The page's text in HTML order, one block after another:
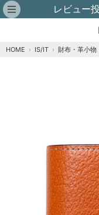
レビュー
HOME › IS/IT › 財布・革小物
に【ご注文者